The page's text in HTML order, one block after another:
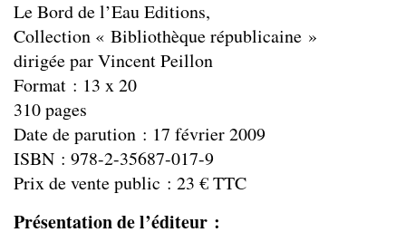
Le Bord de l’Eau Editions,
Collection « Bibliothèque républicaine »
dirigée par Vincent Peillon
Format : 13 x 20
310 pages
Date de parution : 17 février 2009
ISBN : 978-2-35687-017-9
Prix de vente public : 23 € TTC
Présentation de l’éditeur :